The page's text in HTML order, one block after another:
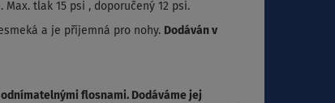
tlak 15 psi , doporučený 12 psi.
a je příjemná pro nohy. Dodáván v
flosnami. Dodáváme jej